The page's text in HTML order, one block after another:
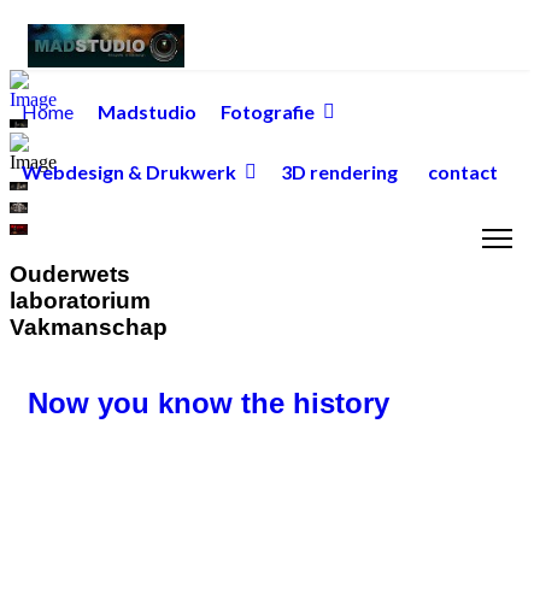
Home Madstudio Fotografie
Webdesign & Drukwerk 3D rendering contact
Ouderwets
laboratorium
Vakmanschap
Now you know the history